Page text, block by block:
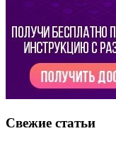
Свежие статьи